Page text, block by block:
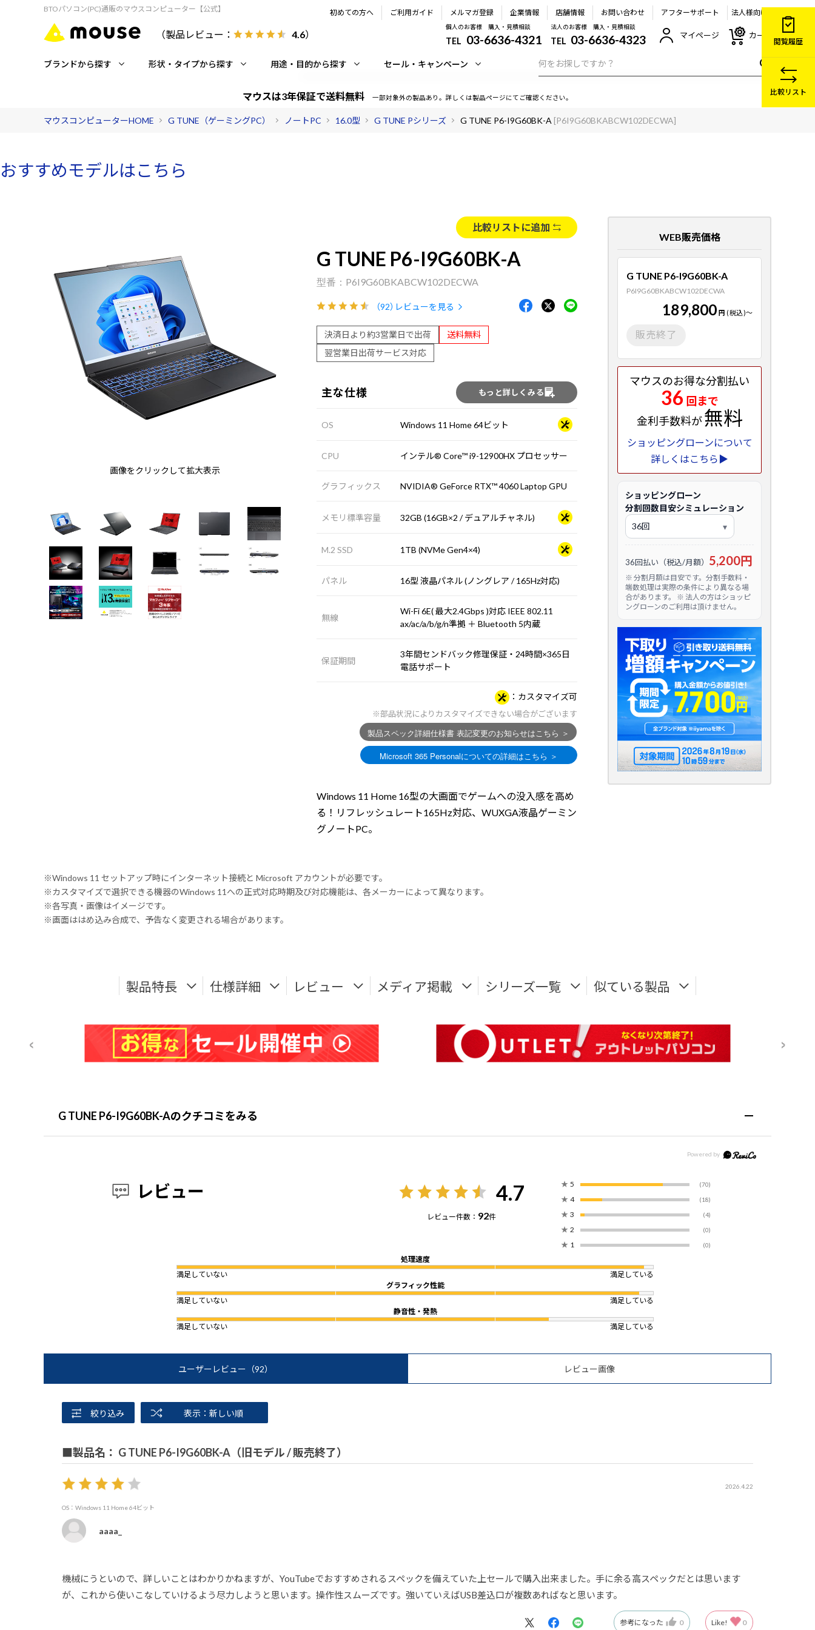
BTOパソコン(PC)通販のマウスコンピューター【公式】
（製品レビュー： 4.6）
初めての方へ ご利用ガイド メルマガ登録 企業情報 店舗情報 お問い合わせ アフターサポート 法人様向け
個人のお客様 購入・見積相談
TEL 03-6636-4321
法人のお客様 購入・見積相談
TEL 03-6636-4323 マイページ カート
ブランドから探す 形状・タイプから探す 用途・目的から探す セール・キャンペーン
マウスは3年保証で送料無料 一部対象外の製品あり。詳しくは製品ページにてご確認ください。
マウスコンピューターHOME G TUNE（ゲーミングPC） ノートPC 16.0型 G TUNE Pシリーズ G TUNE P6-I9G60BK-A [P6I9G60BKABCW102DECWA]
おすすめモデルはこちら
画像をクリックして拡大表示
比較リストに追加
G TUNE P6-I9G60BK-A
P6I9G60BKABCW102DECWA
（92）レビューを見る
決済日より約3営業日で出荷
送料無料
翌営業日出荷サービス対応
主な仕様 もっと詳しくみる
OS Windows 11 Home 64ビット
CPU インテル® Core™ i9-12900HX プロセッサー
グラフィックス NVIDIA® GeForce RTX™ 4060 Laptop GPU
メモリ標準容量 32GB (16GB×2 / デュアルチャネル)
M.2 SSD 1TB (NVMe Gen4×4)
パネル 16型 液晶パネル (ノングレア / 165Hz対応)
無線
Wi-Fi 6E( 最大2.4Gbps )対応 IEEE 802.11
ax/ac/a/b/g/n準拠 ＋ Bluetooth 5内蔵
保証期間
3年間センドバック修理保証・24時間×365日
電話サポート
カスタマイズ可
※部品状況によりカスタマイズできない場合がございます
Windows 11 Home 16型の大画面でゲームへの没入感を高め
る！リフレッシュレート165Hz対応、WUXGA液晶ゲーミン
グノートPC。
WEB販売価格
G TUNE P6-I9G60BK-A
P6I9G60BKABCW102DECWA
189,800 円 (税込)～
販売終了
マウスのお得な分割払い
36 回まで
金利手数料が無料
ショッピングローンについて
詳しくはこちら▶
ショッピングローン
分割回数目安シミュレーション
36回払い（税込/月額） 5,200円
※ 分割月額は目安です。分割手数料・
端数処理は実際の条件により異なる場
合があります。 ※ 法人の方はショッピ
ングローンのご利用は頂けません。
※Windows 11 セットアップ時にインターネット接続と Microsoft アカウントが必要です。
※カスタマイズで選択できる機器のWindows 11への正式対応時期及び対応機能は、各メーカーによって異なります。
※各写真・画像はイメージです。
※画面ははめ込み合成で、予告なく変更される場合があります。
製品特長 仕様詳細 レビュー メディア掲載 シリーズ一覧 似ている製品
G TUNE P6-I9G60BK-Aのクチコミをみる
レビュー 4.7
レビュー件数： 92件
★ 5 (70)
★ 4 (18)
★ 3 (4)
★ 2 (0)
★ 1 (0)
処理速度
満足していない
満足している
グラフィック性能
満足していない
満足している
静音性・発熱
満足していない
満足している
ユーザーレビュー （92） レビュー画像
絞り込み 表示：新しい順
■製品名： G TUNE P6-I9G60BK-A（旧モデル / 販売終了）
2026.4.22
OS：Windows 11 Home 64ビット
aaaa_
機械にうといので、詳しいことはわかりかねますが、YouTubeでおすすめされるスペックを備えていた上セールで購入出来ました。手に余る高スペックだとは思います
が、これから使いこなしていけるよう尽力しようと思います。操作性スムーズです。強いていえばUSB差込口が複数あればなと思います。
参考になった 0 Like! 0
閲覧履歴
比較リスト